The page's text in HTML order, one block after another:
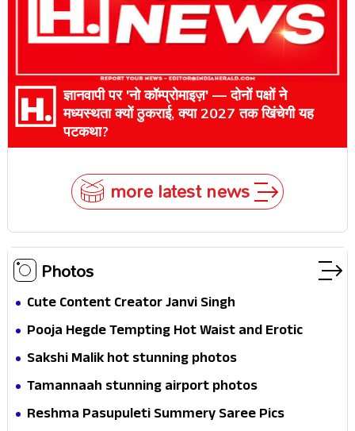
ज्ञानवापी पर 'नो कॉम्प्रोमाइज़' — दोनों पक्षों ने
मध्यस्थता क्यों ठुकराई, क्या 2027 तक खिंचेगी यह
पटकथा?
more latest news
Photos
Cute Content Creator Janvi Singh
Pooja Hegde Tempting Hot Waist and Erotic
Expression in Black Saree
Sakshi Malik hot stunning photos
Tamannaah stunning airport photos
Reshma Pasupuleti Summery Saree Pics